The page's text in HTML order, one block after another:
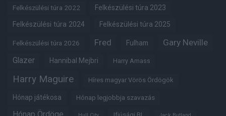
Felkészülési túra 2022 Felkészülési túra 2023
Felkészülési túra 2024 Felkészülési túra 2025
Felkészülési túra 2026 Fred Fulham Gary Neville
Glazer Hannibal Mejbri Harry Amass
Harry Maguire Híres magyar Vörös Ördögök
Hónap játékosa Hónap legjobbja szavazás